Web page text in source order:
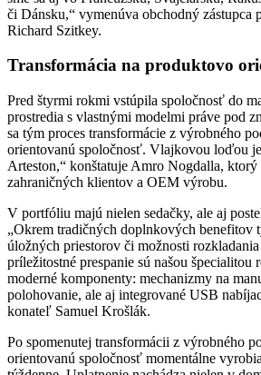
či Dánsku,“ vymenúva obchodný zástupca
Richard Szitkey.
Transformácia na produktovo
Pred štyrmi rokmi vstúpila spoločnosť do
prostredia s vlastnými modelmi práve pod
sa tým proces transformácie z výrobného
orientovanú spoločnosť. Vlajkovou loďou
Arteston,“ konštatuje Amro Nogdalla,
zahraničných klientov a OEM výrobu.
V portfóliu majú nielen sedačky, ale aj
„Okrem tradičných doplnkových benefitov
úložných priestorov či možnosti rozkladania
príležitostné prespanie sú našou špecialitou
moderné komponenty: mechanizmy na
polohovanie, ale aj integrované USB
konateľ Samuel Krošlák.
Po spomenutej transformácii z výrobného
orientovanú spoločnosť momentálne